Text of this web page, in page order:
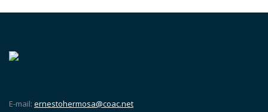
E-mail: ernestohermosa@coac.net